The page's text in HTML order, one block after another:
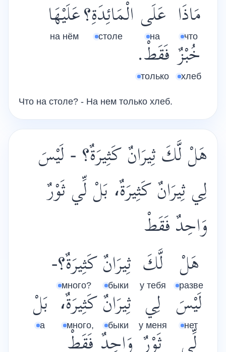
مَاذَا
что
عَلَى
на
الْمَائِدَةِ؟
столе
عَلَيْهَا
на нём
خُبْزٌ
хлеб
فَقَطْ.
только
Что на столе? - На нем только хлеб.
هَلْ لَّكَ ثِيرَانٌ كَثِيرَةٌ؟ - لَيْسَ
لِي ثِيرَانٌ كَثِيرَةٌ، بَلْ لِّي ثَوْرٌ
وَاحِدٌ فَقَطْ
هَلْ
разве
لَّكَ
у тебя
ثِيرَانٌ
быки
كَثِيرَةٌ؟-
много?
لَيْسَ
нет
لِي
у меня
ثِيرَانٌ
быки
كَثِيرَةٌ،
много,
بَلْ
а
لِّي ثَوْرٌ وَاحِدٌ فَقَطْ